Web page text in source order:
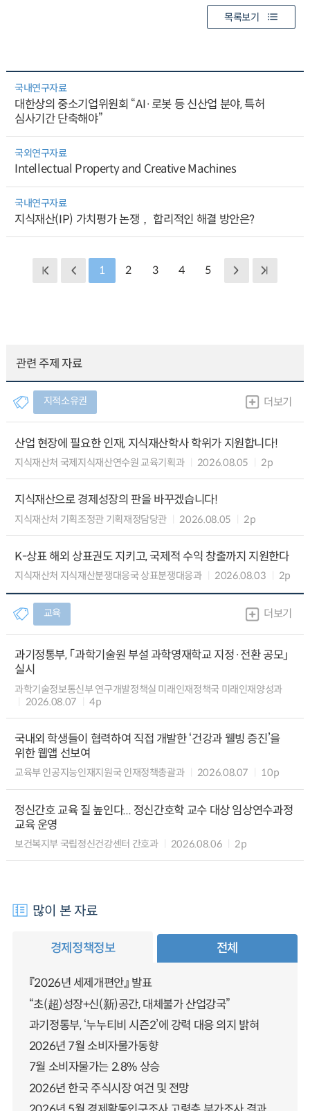
목록보기
국내연구자료
대한상의 중소기업위원회 “AI·로봇 등 신산업 분야, 특허
심사기간 단축해야”
국외연구자료
Intellectual Property and Creative Machines
국내연구자료
지식재산(IP) 가치평가 논쟁， 합리적인 해결 방안은?
1 2 3 4 5
관련 주제 자료
지적소유권 더보기
산업 현장에 필요한 인재, 지식재산학사 학위가 지원합니다!
지식재산처 국제지식재산연수원 교육기획과 2026.08.05 2p
지식재산으로 경제성장의 판을 바꾸겠습니다!
지식재산처 기획조정관 기획재정담당관 2026.08.05 2p
K-상표 해외 상표권도 지키고, 국제적 수익 창출까지 지원한다
지식재산처 지식재산분쟁대응국 상표분쟁대응과 2026.08.03 2p
교육 더보기
과기정통부, 「과학기술원 부설 과학영재학교 지정·전환 공모」
실시
과학기술정보통신부 연구개발정책실 미래인재정책국 미래인재양성과
2026.08.07
4p
국내외 학생들이 협력하여 직접 개발한 ‘건강과 웰빙 증진’을
위한 웹앱 선보여
교육부 인공지능인재지원국 인재정책총괄과 2026.08.07 10p
정신간호 교육 질 높인다... 정신간호학 교수 대상 임상연수과정
교육 운영
보건복지부 국립정신건강센터 간호과 2026.08.06 2p
많이 본 자료
경제정책정보 전체
『2026년 세제개편안』 발표
“초(超)성장+신(新)공간, 대체불가 산업강국”
과기정통부, ‘누누티비 시즌2’에 강력 대응 의지 밝혀
2026년 7월 소비자물가동향
7월 소비자물가는 2.8% 상승
2026년 한국 주식시장 여건 및 전망